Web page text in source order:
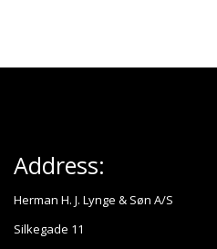
Address:
Herman H. J. Lynge & Søn A/S
Silkegade 11